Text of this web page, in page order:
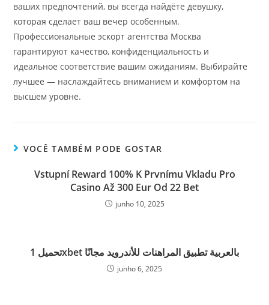
ваших предпочтений, вы всегда найдёте девушку,
которая сделает ваш вечер особенным.
Профессиональные эскорт агентства Москва
гарантируют качество, конфиденциальность и
идеальное соответствие вашим ожиданиям. Выбирайте
лучшее — наслаждайтесь вниманием и комфортом на
высшем уровне.
VOCÊ TAMBÉM PODE GOSTAR
Vstupní Reward 100% K Prvnímu Vkladu Pro
Casino Až 300 Eur Od 22 Bet
junho 10, 2025
تحميل 1xbet بالعربية تطبيق المراهنات للأندرويد مجانًا
junho 6, 2025